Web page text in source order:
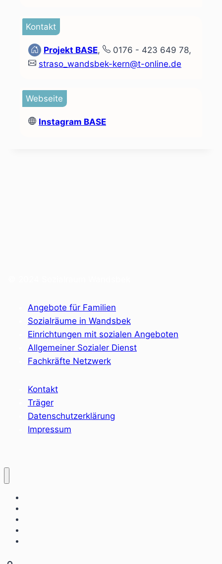
Kontakt
Projekt BASE,
0176 - 423 649 78,
straso_wandsbek-kern@t-online.de
Webseite
Instagram BASE
Angebote für Familien
Sozialräume in Wandsbek
Einrichtungen mit sozialen Angeboten
Allgemeiner Sozialer Dienst
Fachkräfte Netzwerk
Kontakt
Träger
Datenschutzerklärung
Impressum